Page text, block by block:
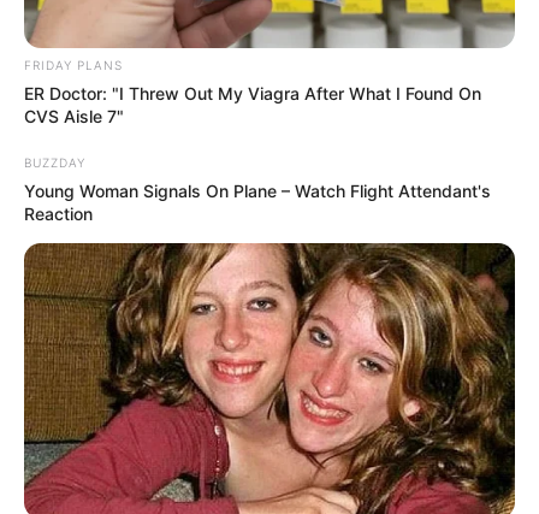
Süße Hefeklöße
Dazu wird Mohnzucker gestreut und
Mit Vanillesoße: Besonders beliebt in
Deutschland – Hefeklöße als süßes
Hauptgericht.
Mit Früchten: Gefüllt mit Aprikosen oder
Kirschen sind sie ein Highlight im
Sommer.
FRIDAY PLANS
ER Doctor: "I Threw Out My Viagra After What I Found On
CVS Aisle 7"
BUZZDAY
Young Woman Signals On Plane – Watch Flight Attendant's
Reaction